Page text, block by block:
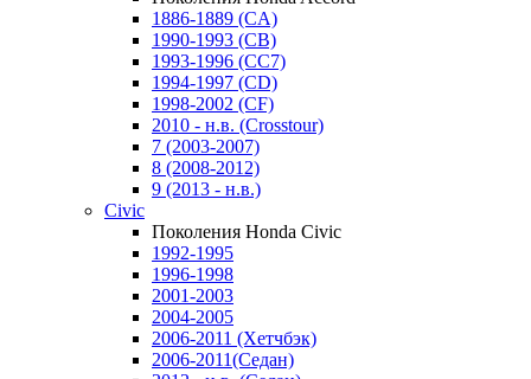
1886-1889 (CA)
1990-1993 (CB)
1993-1996 (CC7)
1994-1997 (CD)
1998-2002 (CF)
2010 - н.в. (Crosstour)
7 (2003-2007)
8 (2008-2012)
9 (2013 - н.в.)
Civic
Поколения Honda Civic
1992-1995
1996-1998
2001-2003
2004-2005
2006-2011 (Хетчбэк)
2006-2011(Седан)